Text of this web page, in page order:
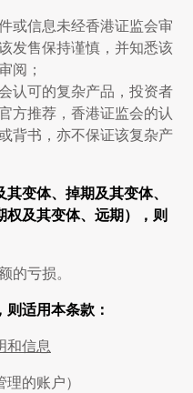
或信息未经香港证监会审
发售保持谨慎，并知悉该
阅；
认可的复杂产品，投资者
方推荐，香港证监会的认
背书，亦不保证该复杂产
变体、掉期及其变体、
权及其变体、远期），则
的亏损。
适用本条款：
和信息
的账户）